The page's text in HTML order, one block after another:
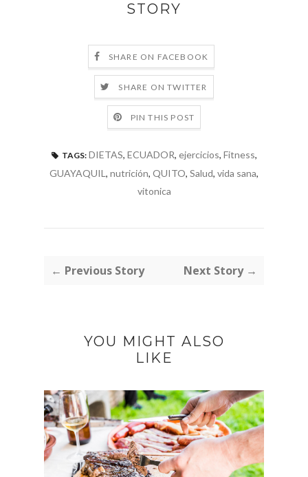
STORY
SHARE ON FACEBOOK
SHARE ON TWITTER
PIN THIS POST
TAGS: DIETAS, ECUADOR, ejercicios, Fitness,
GUAYAQUIL , nutrición, QUITO, Salud, vida sana,
vitonica
← Previous Story Next Story →
YOU MIGHT ALSO
LIKE